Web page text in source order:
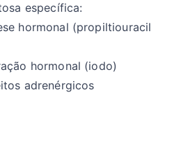
específica:
hormonal (propiltiouracil
hormonal (iodo)
adrenérgicos